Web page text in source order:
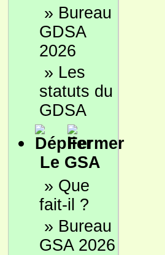
» Bureau
GDSA
2026
» Les
statuts du
GDSA
Le GSA
» Que
fait-il ?
» Bureau
GSA 2026